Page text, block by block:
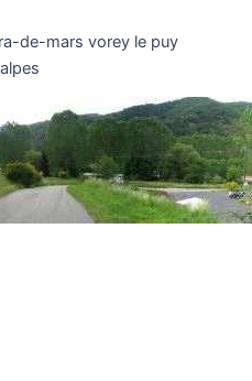
de-mars vorey le puy